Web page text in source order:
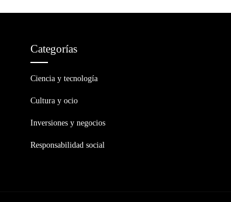
Categorías
Ciencia y tecnología
Cultura y ocio
Inversiones y negocios
Responsabilidad social